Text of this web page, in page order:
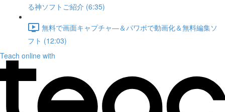
る神ソフトご紹介 (6:35)
無料で画面キャプチャ―＆パワポで動画化＆無料編集ソ
フト (12:03)
Teach online with